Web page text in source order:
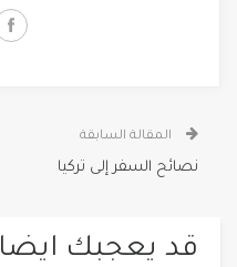
المقالة السابقة
نصائح السفر إلى تركيا
قد يعجبك ايضا